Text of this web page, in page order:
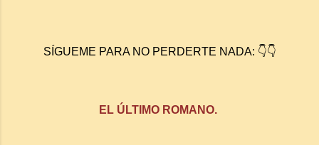
SÍGUEME PARA NO PERDERTE NADA: 👇👇
EL ÚLTIMO ROMANO.